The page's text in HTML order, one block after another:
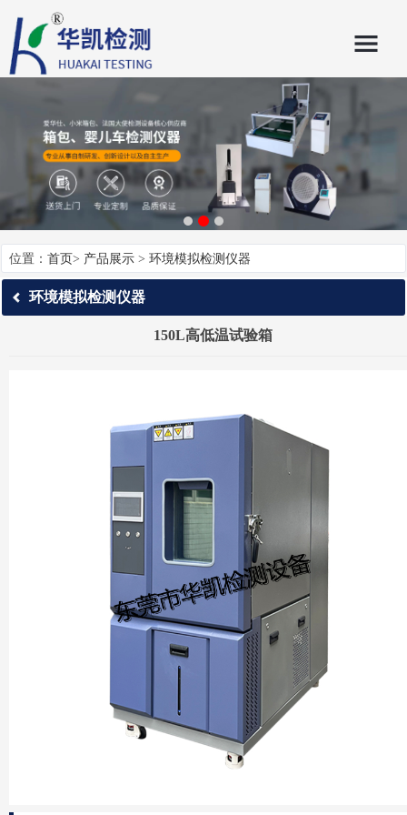
位置： 首页> 产品展示 > 环境模拟检测仪器
环境模拟检测仪器
150L高低温试验箱